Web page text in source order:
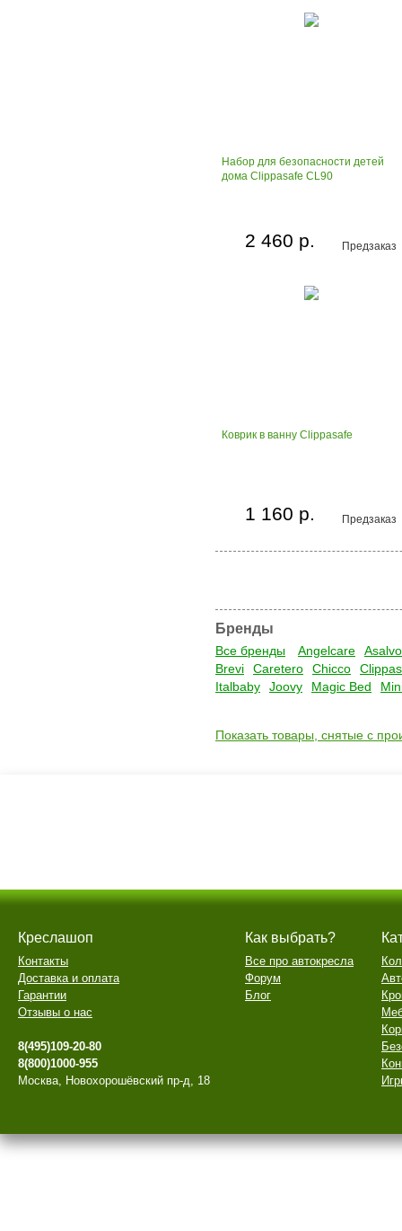
Набор для безопасности детей
дома Clippasafe CL90
Предзаказ
2 460 р.
Коврик в ванну Clippasafe
Предзаказ
1 160 р.
Бренды
Все бренды Angelcare
Asalvo
Brevi
Caretero Chicco
Italbaby
Joovy Magic Bed
Показать товары, снятые с
Креслашоп
Контакты
Доставка и оплата
Гарантии
Отзывы о нас
8(495)109-20-80
8(800)1000-955
Москва, Новохорошёвский пр-д, 18
Как выбрать?
Все про автокресла
Форум
Блог